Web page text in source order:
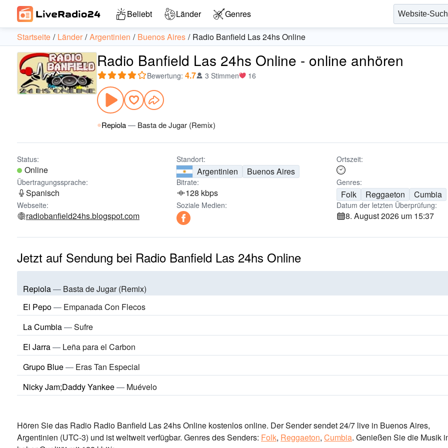
Beliebt Länder Genres
Startseite Länder Argentinien Buenos Aires Radio Banfield Las 24hs Online
Radio Banfield Las 24hs Online - online anhören
Bewertung: 4.7 3 Stimmen 16
Repiola— Basta de Jugar (Remix)
Status:
Online
Standort:
Argentinien Buenos Aires
Ortszeit:
Übertragungssprache:
Spanisch
Bitrate:
128 kbps
Genres:
Folk Reggaeton Cumbia
Webseite:
radiobanfield24hs.blogspot.com
Soziale Medien: Datum der letzten Überprüfung:
8. August 2026 um 15:37
Jetzt auf Sendung bei Radio Banfield Las 24hs Online
Repiola— Basta de Jugar (Remix)
El Pepo— Empanada Con Flecos
La Cumbia—Sufre
El Jarra— Leña para el Carbon
Grupo Blue— Eras Tan Especial
Nicky Jam;Daddy Yankee— Muévelo
Hören Sie das Radio Radio Banfield Las 24hs Online kostenlos online. Der Sender sendet 24/7 live in Buenos Aires,
Argentinien (UTC-3) und ist weltweit verfügbar. Genres des Senders: Folk, Reggaeton, Cumbia. Genießen Sie die Musik